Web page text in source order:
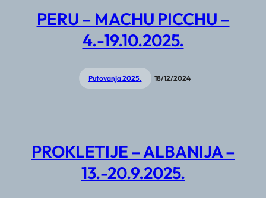
PERU – MACHU PICCHU –
4.-19.10.2025.
Putovanja 2025. 18/12/2024
PROKLETIJE – ALBANIJA –
13.-20.9.2025.